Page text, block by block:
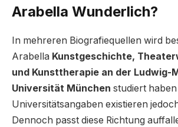
Arabella Wunderlich?
In mehreren Biografiequellen wird
Arabella Kunstgeschichte,
und Kunsttherapie an der Ludwig-
Universität München studiert
Universitätsangaben existieren
Dennoch passt diese Richtung